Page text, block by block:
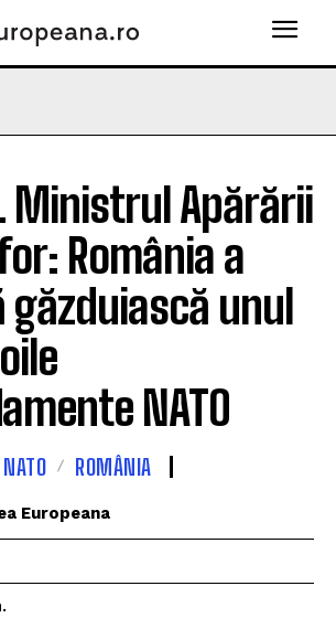
Ministrul Apărării
România a
unul
NATO
NATO ROMÂNIA
Europeana